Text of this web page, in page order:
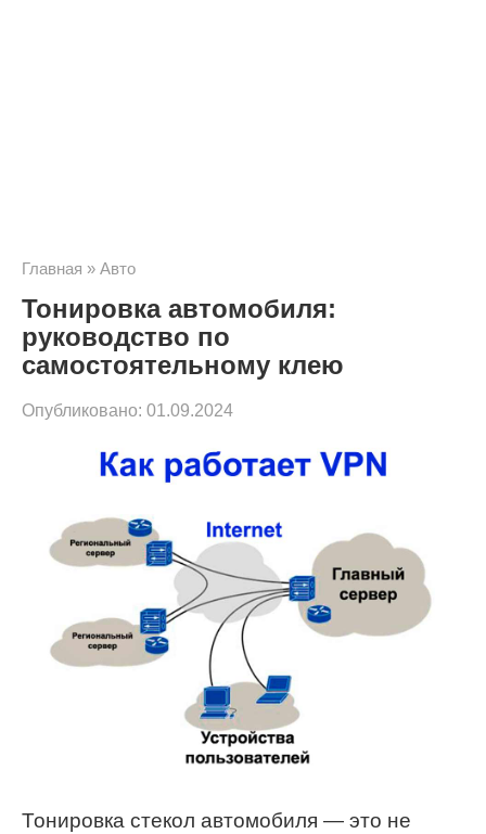
Главная » Авто
Тонировка автомобиля:
руководство по
самостоятельному клею
Опубликовано: 01.09.2024
Тонировка стекол автомобиля — это не